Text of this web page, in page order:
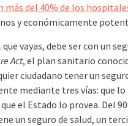
más del 40% de los
y económicamente
vayas, debe ser con un
Act, el plan sanitario
ciudadano tener un
mediante tres vías: que lo
el Estado lo provea. Del
un seguro de salud, un